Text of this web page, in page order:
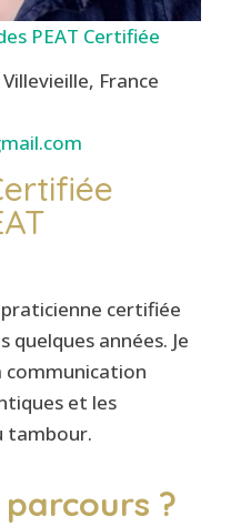
PEAT Certifiée
France
praticienne certifiée
quelques années. Je
communication
et les
tambour.
?